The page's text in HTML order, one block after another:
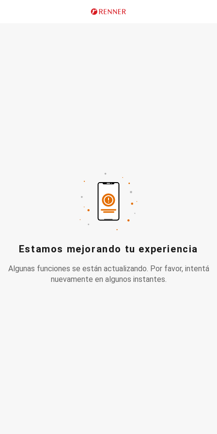
Estamos mejorando tu experiencia
Algunas funciones se están actualizando. Por favor, intentá
nuevamente en algunos instantes.